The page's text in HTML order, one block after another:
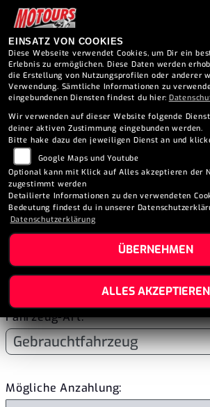
FAHRZEUGDATEN
Marke: *
Modell: *
Fahrzeug-Art:
Mögliche Anzahlung:
EINSATZ VON COOKIES
Diese Webseite verwendet Cookies, um Dir ein
Erlebnis zu ermöglichen. Diese Daten werden
die Erstellung von Nutzungsprofilen oder anderer
Verwendung. Sämtliche Informationen zu
eingebundenen Diensten findest du hier:
Wir verwenden auf dieser Website folgende
deiner aktiven Zustimmung eingebunden werden.
Bitte hake dazu den jeweiligen Dienst an und
Google Maps und Youtube
Optional kann mit Klick auf Alles akzeptieren der
zugestimmt werden
Detailierte Informationen zu den verwendeten
Bedeutung findest du in unserer
Datenschutzerklärung
ÜBERNEHMEN
ALLES AKZEPTIEREN